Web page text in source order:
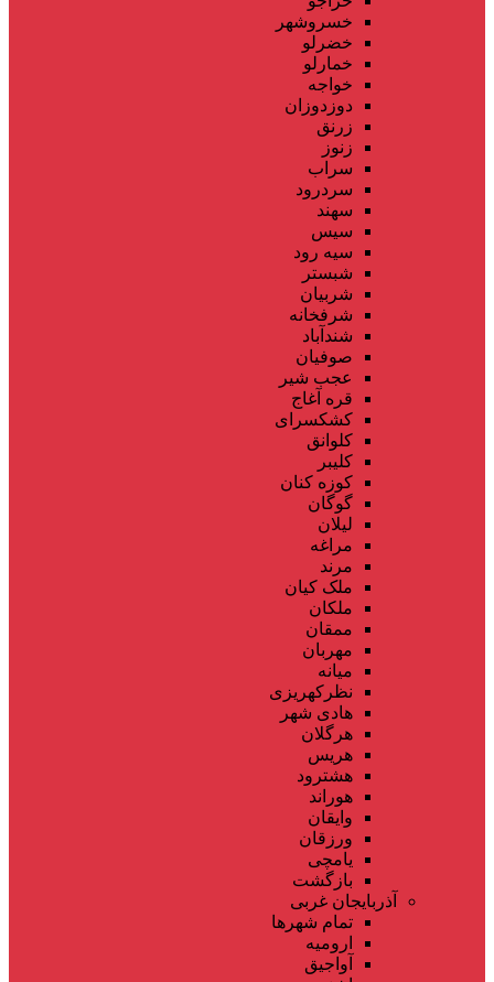
خسروشهر
خضرلو
خمارلو
خواجه
دوزدوزان
زرنق
زنوز
سراب
سردرود
سهند
سیس
سیه رود
شبستر
شربیان
شرفخانه
شندآباد
صوفیان
عجب شیر
قره آغاج
کشکسرای
کلوانق
کلیبر
کوزه کنان
گوگان
لیلان
مراغه
مرند
ملک کیان
ملکان
ممقان
مهربان
میانه
نظرکهریزی
هادی شهر
هرگلان
هریس
هشترود
هوراند
وایقان
ورزقان
یامچی
بازگشت
آذربایجان غربی
تمام شهر‌ها
ارومیه
آواجیق